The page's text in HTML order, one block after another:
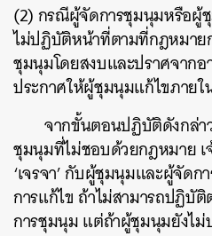
(2) กรณีผู้จัดการชุมนุมหรือผู้
ไม่ปฏิบัติหน้าที่ตามที่กฎหมาย
ชุมนุมโดยสงบและปราศจากอ
ประกาศให้ผู้ชุมนุมแก้ไขภายใ
จากขั้นตอนปฏิบัติดังกล่า
ชุมนุมที่ไม่ชอบด้วยกฎหมาย
‘เจรจา’ กับผู้ชุมนุมและผู้จัด
การแก้ไข ถ้าไม่สามารถปฏิบั
การชุมนุม แต่ถ้าผู้ชุมนุมยังไม่